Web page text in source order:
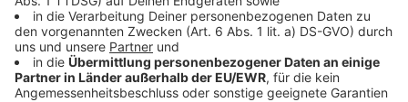
Misstrauensvotum im Bundestag geben oder
Neuwahlen ausgerufen werden. „Alle drei Szenarien
halte ich im Moment für nicht sehr wahrscheinlich", so
der Journalist.